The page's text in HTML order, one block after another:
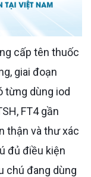
giai đoạn
từng dùng iod
FT4 gần
thận và thư xác
đủ điều kiện
chú đang dùng